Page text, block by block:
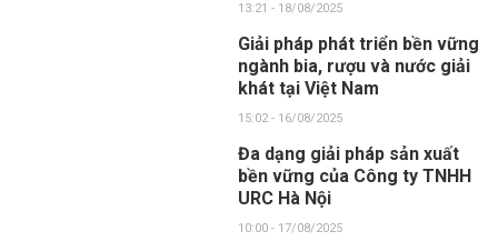
13:21 - 18/08/2025
Giải pháp phát triển bền vững
ngành bia, rượu và nước giải
khát tại Việt Nam
15:02 - 16/08/2025
Đa dạng giải pháp sản xuất
bền vững của Công ty TNHH
URC Hà Nội
10:00 - 17/08/2025